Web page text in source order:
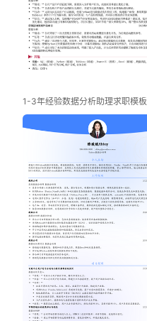
1-3年经验数据分析助理求职模板